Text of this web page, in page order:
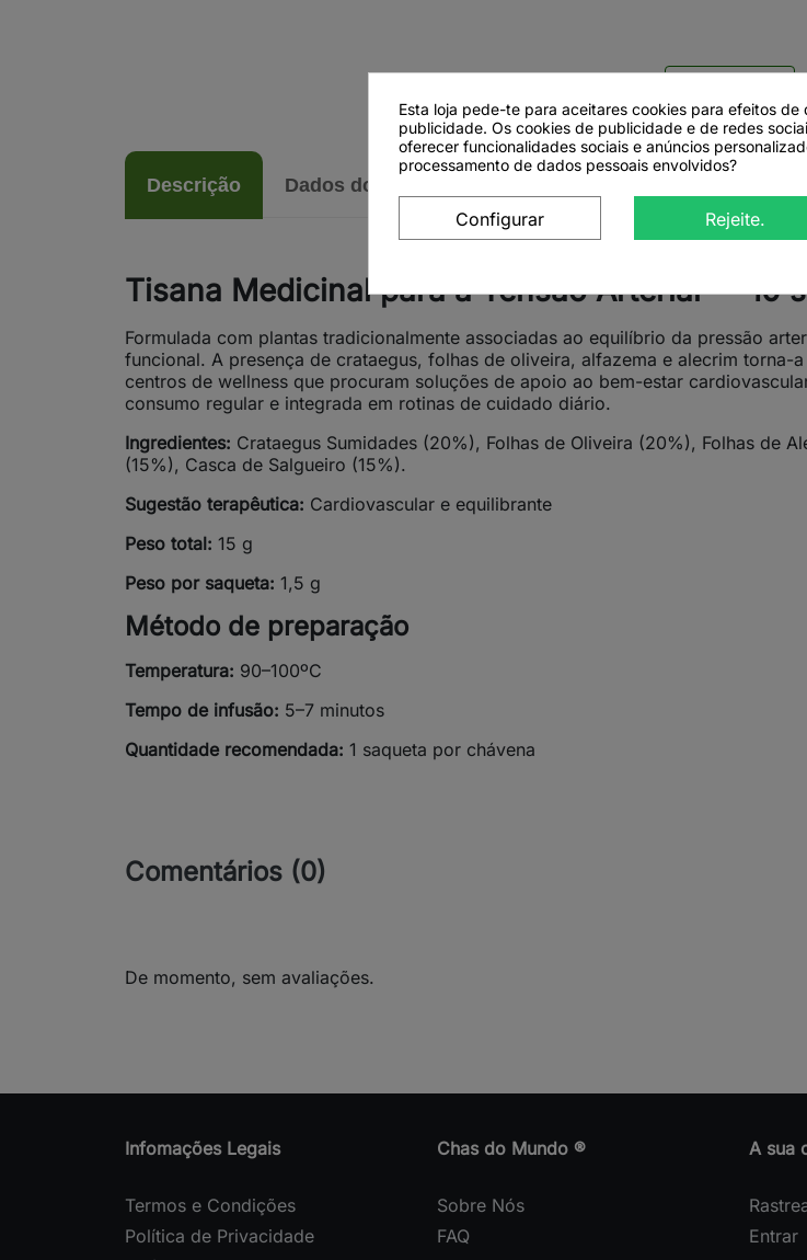
Descrição Dados do produto
Tisana Medicinal para a Tensão Arterial — 10
Formulada com plantas tradicionalmente associadas ao equilíbrio da pressão
funcional. A presença de crataegus, folhas de oliveira, alfazema e alecrim torna-
centros de wellness que procuram soluções de apoio ao bem-estar
consumo regular e integrada em rotinas de cuidado diário.
Ingredientes: Crataegus Sumidades (20%), Folhas de Oliveira (20%), Folhas de
(15%), Casca de Salgueiro (15%).
Sugestão terapêutica: Cardiovascular e equilibrante
Peso total: 15 g
Peso por saqueta: 1,5 g
Método de preparação
Temperatura: 90–100ºC
Tempo de infusão: 5–7 minutos
Quantidade recomendada: 1 saqueta por chávena
Comentários (0)
De momento, sem avaliações.
Infomações Legais
Termos e Condições
Política de Privacidade
Chas do Mundo ®
Sobre Nós
FAQ
A sua
Entrar
Esta loja pede-te para aceitares cookies para efeitos de
publicidade. Os cookies de publicidade e de redes
oferecer funcionalidades sociais e anúncios
processamento de dados pessoais envolvidos?
Configurar Rejeite.